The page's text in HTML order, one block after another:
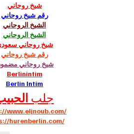
شيخ روحاني
رقم شيخ روحاني
الشيخ الروحاني
الشيخ الروحاني
شيخ روحاني
رقم شيخ روحاني
شيخ روحاني
Berlinintim
Berlin Intim
جلب
www.eljnoub.com/
hurenberlin.com/